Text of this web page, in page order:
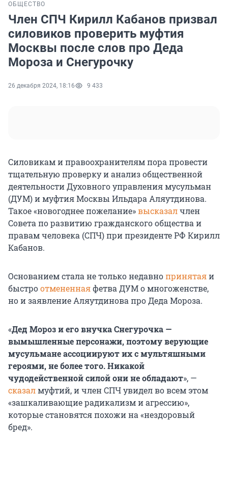
ОБЩЕСТВО
Член СПЧ Кирилл Кабанов призвал
силовиков проверить муфтия
Москвы после слов про Деда
Мороза и Снегурочку
26 декабря 2024, 18:16 9 433
Силовикам и правоохранителям пора провести
тщательную проверку и анализ общественной
деятельностиДуховного управления мусульман
(ДУМ) и муфтия Москвы Ильдара Аляутдинова.
Такое «новогоднее пожелание»высказалчлен
Совета по развитию гражданского общества и
правам человека (СПЧ) при президенте РФ Кирилл
Кабанов.
Основанием стала не только недавнопринятаяи
быстроотмененнаяфетва ДУМ о многоженстве,
но и заявление Аляутдинова про Деда Мороза.
«Дед Мороз и его внучка Снегурочка —
вымышленные персонажи, поэтому верующие
мусульмане ассоциируют их с мультяшными
героями, не более того. Никакой
чудодейственной силой они не обладают», —
сказалмуфтий, и член СПЧ увидел во всем этом
«зашкаливающие радикализм и агрессию»,
которые становятся похожи на «нездоровый
бред».